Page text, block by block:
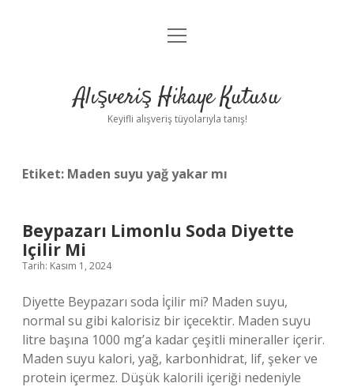
Anasayfa
Yasal Uyarı
menüyü
Alışveriş Hikaye Kutusu
Keyifli alışveriş tüyolarıyla tanış!
Etiket: Maden suyu yağ yakar mı
Beypazarı Limonlu Soda Diyette
Içilir Mi
Tarih: Kasım 1, 2024
Diyette Beypazarı soda İçilir mi? Maden suyu,
normal su gibi kalorisiz bir içecektir. Maden suyu
litre başına 1000 mg’a kadar çeşitli mineraller içerir.
Maden suyu kalori, yağ, karbonhidrat, lif, şeker ve
protein içermez. Düşük kalorili içeriği nedeniyle